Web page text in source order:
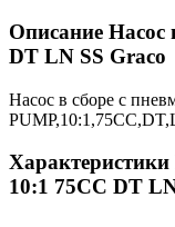
Описание Насос
DT LN SS Graco
Насос в сборе с
10:1 75CC DT